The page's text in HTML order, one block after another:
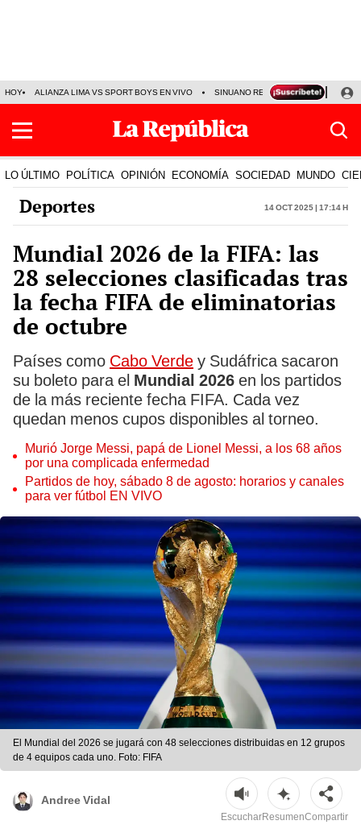
HOY ALIANZA LIMA VS SPORT BOYS EN VIVO SINUANO RESULTADOS HOY
LO ÚLTIMO POLÍTICA OPINIÓN ECONOMÍA SOCIEDAD MUNDO
Deportes 14 Oct 2025 | 17:14 h
Mundial 2026 de la FIFA: las
28 selecciones clasificadas tras
la fecha FIFA de eliminatorias
de octubre
Países como Cabo Verde y Sudáfrica sacaron
su boleto para el Mundial 2026 en los partidos
de la más reciente fecha FIFA. Cada vez
quedan menos cupos disponibles al torneo.
Murió Jorge Messi, papá de Lionel Messi, a los 68 años
por una complicada enfermedad
Partidos de hoy, sábado 8 de agosto: horarios y canales
para ver fútbol EN VIVO
El Mundial del 2026 se jugará con 48 selecciones distribuidas en 12 grupos
de 4 equipos cada uno. Foto: FIFA
Andree Vidal
EscucharResumenCompartir